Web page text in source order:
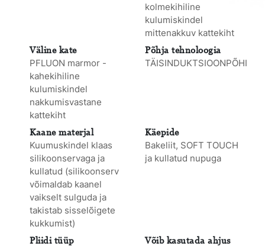
kolmekihiline
kulumiskindel
mittenakkuv kattekiht
Väline kate Põhja tehnoloogia
PFLUON marmor -
kahekihiline
kulumiskindel
nakkumisvastane
kattekiht
TÄISINDUKTSIOONPÕHI
Kaane materjal Käepide
Kuumuskindel klaas
silikoonservaga ja
kullatud (silikoonserv
võimaldab kaanel
vaikselt sulguda ja
takistab sisselõigete
kukkumist)
Bakeliit, SOFT TOUCH
ja kullatud nupuga
Pliidi tüüp Võib kasutada ahjus